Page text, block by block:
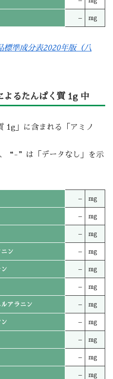
– mg
準成分表2020年版（八
よるたんぱく質 1g 中
1g」に含まれる「アミノ
“-”は「データなし」を示
– mg
– mg
– mg
ニン – mg
– mg
– mg
ルアラニン – mg
– mg
– mg
– mg
– mg